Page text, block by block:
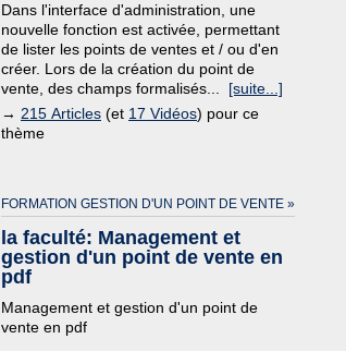
Dans l'interface d'administration, une
nouvelle fonction est activée, permettant
de lister les points de ventes et / ou d'en
créer. Lors de la création du point de
vente, des champs formalisés... [suite...]
→ 215 Articles (et 17 Vidéos) pour ce
thème
FORMATION GESTION D'UN POINT DE VENTE »
la faculté: Management et
gestion d'un point de vente en
pdf
Management et gestion d'un point de
vente en pdf